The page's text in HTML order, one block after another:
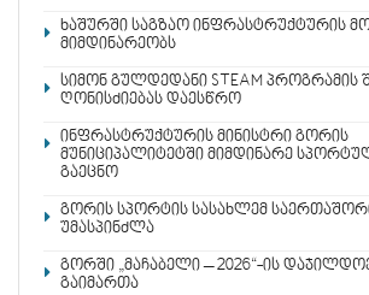
ხაშურში საგზაო ინფრასტრუქტურის
მიმდინარეობს
სიმონ გულდედანი STEAM პროგრამის
ღონისძიებას დაესწრო
ინფრასტრუქტურის მინისტრი გორის
მუნიციპალიტეტში მიმდინარე
გაეცნო
გორის სპორტის სასახლემ
უმასპინძლა
გორში „მაჩაბელი – 2026“-ის
გაიმართა